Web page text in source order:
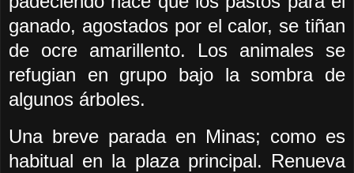
ganado, agostados por el calor, se tiñan
de ocre amarillento. Los animales se
refugian en grupo bajo la sombra de
algunos árboles.
Una breve parada en Minas; como es
habitual en la plaza principal. Renueva